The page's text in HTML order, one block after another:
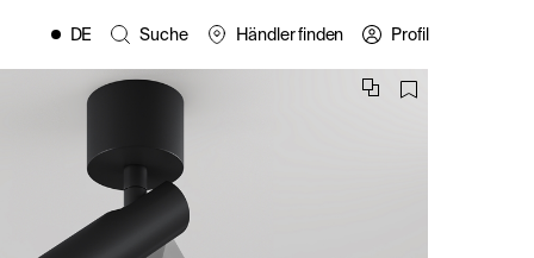
FR
PL
DE Suche Händler finden Profil